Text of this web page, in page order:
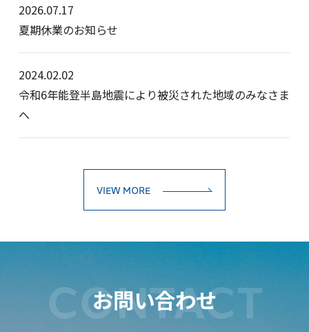
2026.07.17
夏期休業のお知らせ
2024.02.02
令和6年能登半島地震により被災された地域のみなさま
へ
VIEW MORE
お問い合わせ
CONTACT